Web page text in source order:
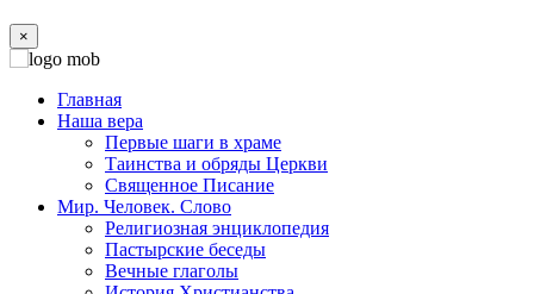
×
Главная
Наша вера
Первые шаги в храме
Таинства и обряды Церкви
Священное Писание
Мир. Человек. Слово
Религиозная энциклопедия
Пастырские беседы
Вечные глаголы